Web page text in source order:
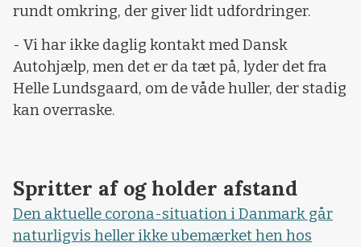
rundt omkring, der giver lidt udfordringer.
- Vi har ikke daglig kontakt med Dansk
Autohjælp, men det er da tæt på, lyder det fra
Helle Lundsgaard, om de våde huller, der stadig
kan overraske.
Spritter af og holder afstand
Den aktuelle corona-situation i Danmark går
naturligvis heller ikke ubemærket hen hos